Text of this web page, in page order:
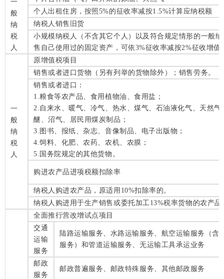
一
般
纳
税
人
个人出租住房，按照5%的征收率减按1.5%计算应纳税额
纳税人销售旧货
小规模纳税人（不含其它个人）以及符合规定情形的一般
售自己使用过的固定资产，可依3%征收率减按2%征收增值
一
般
纳
税
人
原增值税项目
销售或者进口货物（另有列举的货物除外）；销售劳务。
销售或者进口：
1.粮食等农产品、食用植物油、食用盐；
2.自来水、暖气、冷气、热水、煤气、石油液化气、天然气
醚、沼气、居民用煤炭制品；
3.图书、报纸、杂志、音像制品、电子出版物；
4.饲料、化肥、农药、农机、农膜；
5.国务院规定的其他货物。
购进农产品进项税额扣除率
纳税人购进农产品，原适用10%扣除率的。
纳税人购进用于生产销售或委托加工13%税率货物的农产品
全面推行营改增试点项目
交通
运输
服务
陆路运输服务、水路运输服务、航空运输服务（含
服务）和管道运输服务、无运输工具承运业务
邮政
服务
邮政普遍服务、邮政特殊服务、其他邮政服务